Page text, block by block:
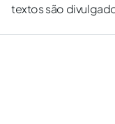
textos são